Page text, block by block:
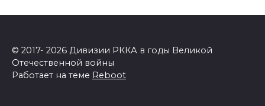
© 2017- 2026 Дивизии РККА в годы Великой
Отечественной войны
Работает на теме Reboot